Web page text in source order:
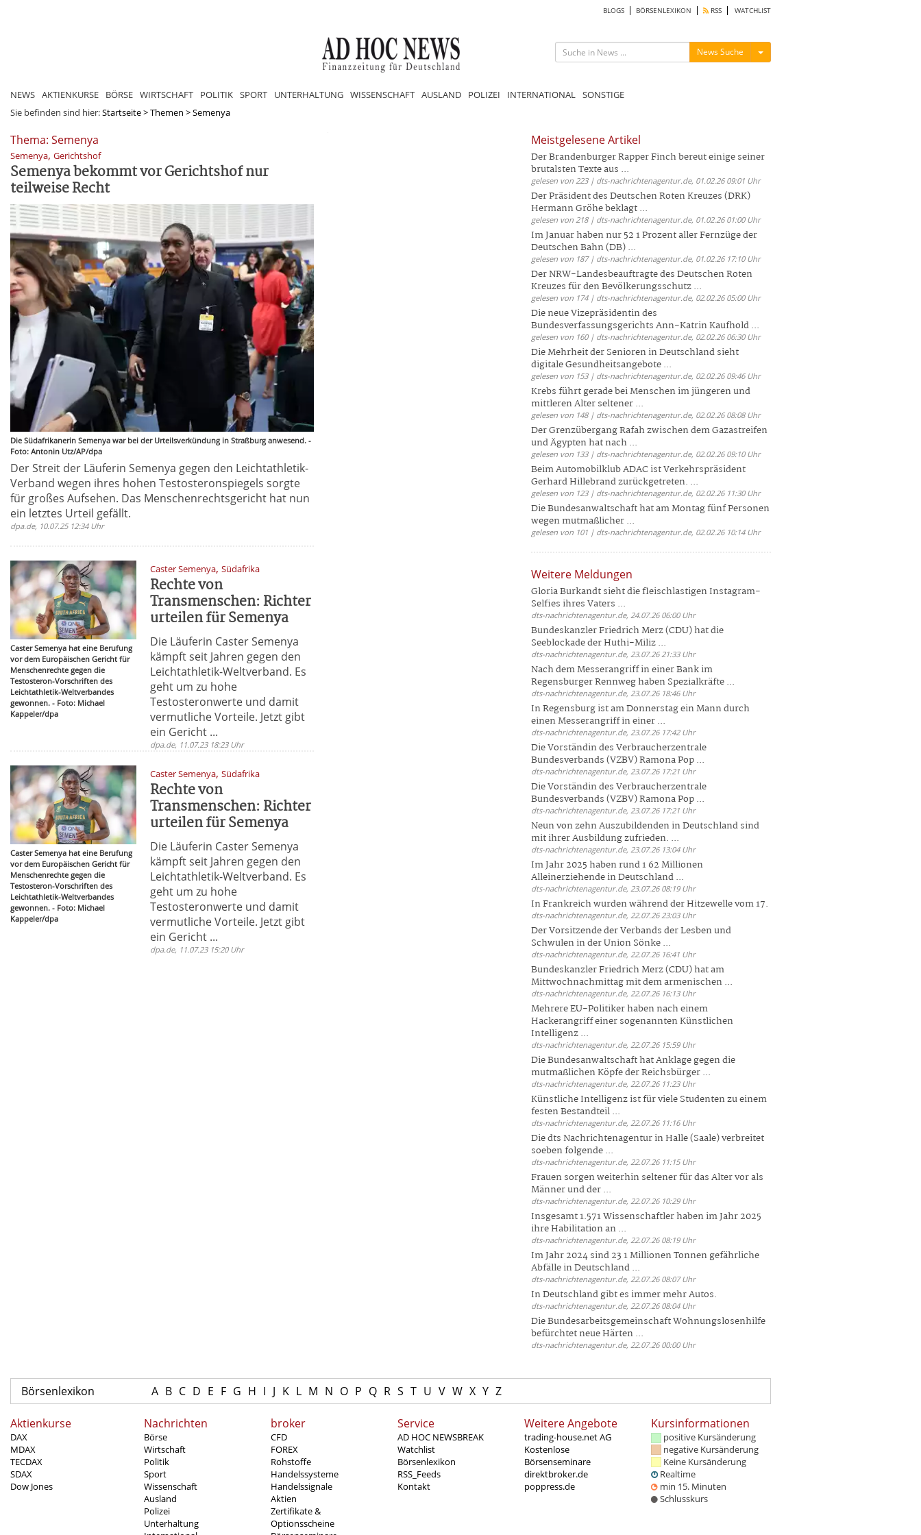
BLOGS BÖRSENLEXIKON RSS WATCHLIST
News Suche Menü ein-/ausblenden
NEWS AKTIENKURSE BÖRSE WIRTSCHAFT POLITIK SPORT UNTERHALTUNG WISSENSCHAFT AUSLAND POLIZEI INTERNATIONAL SONSTIGE
Sie befinden sind hier:Startseite>Themen >Semenya
Thema: Semenya
Semenya, Gerichtshof
Semenya bekommt vor Gerichtshof nur
teilweise Recht
Die Südafrikanerin Semenya war bei der Urteilsverkündung in Straßburg anwesend. -
Foto: Antonin Utz/AP/dpa
Der Streit der Läuferin Semenya gegen den Leichtathletik-
Verband wegen ihres hohen Testosteronspiegels sorgte
für großes Aufsehen. Das Menschenrechtsgericht hat nun
ein letztes Urteil gefällt.
dpa.de, 10.07.25 12:34 Uhr
Caster Semenya hat eine Berufung
vor dem Europäischen Gericht für
Menschenrechte gegen die
Testosteron-Vorschriften des
Leichtathletik-Weltverbandes
gewonnen. - Foto: Michael
Kappeler/dpa
Caster Semenya,Südafrika
Rechte von
Transmenschen: Richter
urteilen für Semenya
Die Läuferin Caster Semenya
kämpft seit Jahren gegen den
Leichtathletik-Weltverband. Es
geht um zu hohe
Testosteronwerte und damit
vermutliche Vorteile. Jetzt gibt
ein Gericht ...
dpa.de, 11.07.23 18:23 Uhr
Caster Semenya hat eine Berufung
vor dem Europäischen Gericht für
Menschenrechte gegen die
Testosteron-Vorschriften des
Leichtathletik-Weltverbandes
gewonnen. - Foto: Michael
Kappeler/dpa
Caster Semenya,Südafrika
Rechte von
Transmenschen: Richter
urteilen für Semenya
Die Läuferin Caster Semenya
kämpft seit Jahren gegen den
Leichtathletik-Weltverband. Es
geht um zu hohe
Testosteronwerte und damit
vermutliche Vorteile. Jetzt gibt
ein Gericht ...
dpa.de, 11.07.23 15:20 Uhr
Meistgelesene Artikel
Der Brandenburger Rapper Finch bereut einige seiner
brutalsten Texte aus ...
gelesen von 223 | dts-nachrichtenagentur.de, 01.02.26 09:01 Uhr
Der Präsident des Deutschen Roten Kreuzes (DRK)
Hermann Gröhe beklagt ...
gelesen von 218 | dts-nachrichtenagentur.de, 01.02.26 01:00 Uhr
Im Januar haben nur 52 1 Prozent aller Fernzüge der
Deutschen Bahn (DB) ...
gelesen von 187 | dts-nachrichtenagentur.de, 01.02.26 17:10 Uhr
Der NRW-Landesbeauftragte des Deutschen Roten
Kreuzes für den Bevölkerungsschutz ...
gelesen von 174 | dts-nachrichtenagentur.de, 02.02.26 05:00 Uhr
Die neue Vizepräsidentin des
Bundesverfassungsgerichts Ann-Katrin Kaufhold ...
gelesen von 160 | dts-nachrichtenagentur.de, 02.02.26 06:30 Uhr
Die Mehrheit der Senioren in Deutschland sieht
digitale Gesundheitsangebote ...
gelesen von 153 | dts-nachrichtenagentur.de, 02.02.26 09:46 Uhr
Krebs führt gerade bei Menschen im jüngeren und
mittleren Alter seltener ...
gelesen von 148 | dts-nachrichtenagentur.de, 02.02.26 08:08 Uhr
Der Grenzübergang Rafah zwischen dem Gazastreifen
und Ägypten hat nach ...
gelesen von 133 | dts-nachrichtenagentur.de, 02.02.26 09:10 Uhr
Beim Automobilklub ADAC ist Verkehrspräsident
Gerhard Hillebrand zurückgetreten. ...
gelesen von 123 | dts-nachrichtenagentur.de, 02.02.26 11:30 Uhr
Die Bundesanwaltschaft hat am Montag fünf Personen
wegen mutmaßlicher ...
gelesen von 101 | dts-nachrichtenagentur.de, 02.02.26 10:14 Uhr
Weitere Meldungen
Gloria Burkandt sieht die fleischlastigen Instagram-
Selfies ihres Vaters ...
dts-nachrichtenagentur.de, 24.07.26 06:00 Uhr
Bundeskanzler Friedrich Merz (CDU) hat die
Seeblockade der Huthi-Miliz ...
dts-nachrichtenagentur.de, 23.07.26 21:33 Uhr
Nach dem Messerangriff in einer Bank im
Regensburger Rennweg haben Spezialkräfte ...
dts-nachrichtenagentur.de, 23.07.26 18:46 Uhr
In Regensburg ist am Donnerstag ein Mann durch
einen Messerangriff in einer ...
dts-nachrichtenagentur.de, 23.07.26 17:42 Uhr
Die Vorständin des Verbraucherzentrale
Bundesverbands (VZBV) Ramona Pop ...
dts-nachrichtenagentur.de, 23.07.26 17:21 Uhr
Die Vorständin des Verbraucherzentrale
Bundesverbands (VZBV) Ramona Pop ...
dts-nachrichtenagentur.de, 23.07.26 17:21 Uhr
Neun von zehn Auszubildenden in Deutschland sind
mit ihrer Ausbildung zufrieden. ...
dts-nachrichtenagentur.de, 23.07.26 13:04 Uhr
Im Jahr 2025 haben rund 1 62 Millionen
Alleinerziehende in Deutschland ...
dts-nachrichtenagentur.de, 23.07.26 08:19 Uhr
In Frankreich wurden während der Hitzewelle vom 17.
dts-nachrichtenagentur.de, 22.07.26 23:03 Uhr
Der Vorsitzende der Verbands der Lesben und
Schwulen in der Union Sönke ...
dts-nachrichtenagentur.de, 22.07.26 16:41 Uhr
Bundeskanzler Friedrich Merz (CDU) hat am
Mittwochnachmittag mit dem armenischen ...
dts-nachrichtenagentur.de, 22.07.26 16:13 Uhr
Mehrere EU-Politiker haben nach einem
Hackerangriff einer sogenannten Künstlichen
Intelligenz ...
dts-nachrichtenagentur.de, 22.07.26 15:59 Uhr
Die Bundesanwaltschaft hat Anklage gegen die
mutmaßlichen Köpfe der Reichsbürger ...
dts-nachrichtenagentur.de, 22.07.26 11:23 Uhr
Künstliche Intelligenz ist für viele Studenten zu einem
festen Bestandteil ...
dts-nachrichtenagentur.de, 22.07.26 11:16 Uhr
Die dts Nachrichtenagentur in Halle (Saale) verbreitet
soeben folgende ...
dts-nachrichtenagentur.de, 22.07.26 11:15 Uhr
Frauen sorgen weiterhin seltener für das Alter vor als
Männer und der ...
dts-nachrichtenagentur.de, 22.07.26 10:29 Uhr
Insgesamt 1.571 Wissenschaftler haben im Jahr 2025
ihre Habilitation an ...
dts-nachrichtenagentur.de, 22.07.26 08:19 Uhr
Im Jahr 2024 sind 23 1 Millionen Tonnen gefährliche
Abfälle in Deutschland ...
dts-nachrichtenagentur.de, 22.07.26 08:07 Uhr
In Deutschland gibt es immer mehr Autos.
dts-nachrichtenagentur.de, 22.07.26 08:04 Uhr
Die Bundesarbeitsgemeinschaft Wohnungslosenhilfe
befürchtet neue Härten ...
dts-nachrichtenagentur.de, 22.07.26 00:00 Uhr
Börsenlexikon A B C D E F G H I J K L M N O P Q R S T U V W X Y Z
Aktienkurse
DAX
MDAX
TECDAX
SDAX
Dow Jones
Nachrichten
Börse
Wirtschaft
Politik
Sport
Wissenschaft
Ausland
Polizei
Unterhaltung
broker
CFD
FOREX
Rohstoffe
Handelssysteme
Handelssignale
Aktien
Zertifikate &
Optionsscheine
Service
AD HOC NEWSBREAK
Watchlist
Börsenlexikon
RSS_Feeds
Kontakt
Weitere Angebote
trading-house.net AG
Kostenlose
Börsenseminare
direktbroker.de
poppress.de
Kursinformationen
positive Kursänderung
negative Kursänderung
Keine Kursänderung
Realtime
min 15. Minuten
Schlusskurs